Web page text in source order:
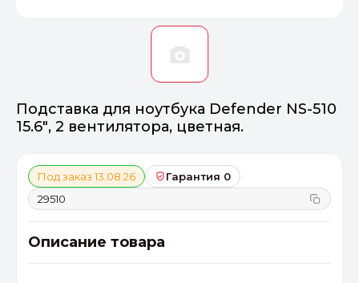
Подставка для ноутбука Defender NS-510
15.6", 2 вентилятора, цветная.
Под заказ 13.08.26
Гарантия 0
29510
Описание товара